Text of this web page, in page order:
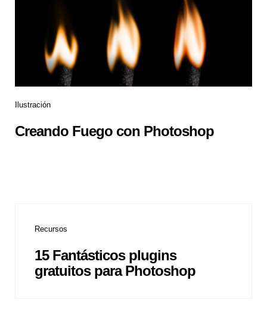
Ilustración
Creando Fuego con Photoshop
Recursos
15 Fantásticos plugins
gratuitos para Photoshop